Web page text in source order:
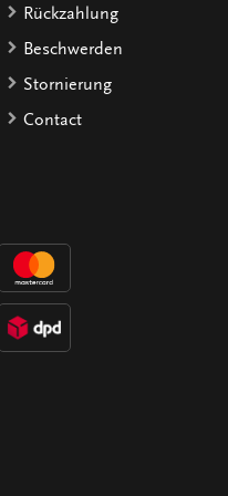
Rückzahlung
Beschwerden
Stornierung
Contact